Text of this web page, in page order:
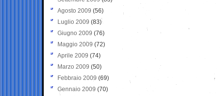
Agosto 2009 (56)
Luglio 2009 (83)
Giugno 2009 (76)
Maggio 2009 (72)
Aprile 2009 (74)
Marzo 2009 (50)
Febbraio 2009 (69)
Gennaio 2009 (70)